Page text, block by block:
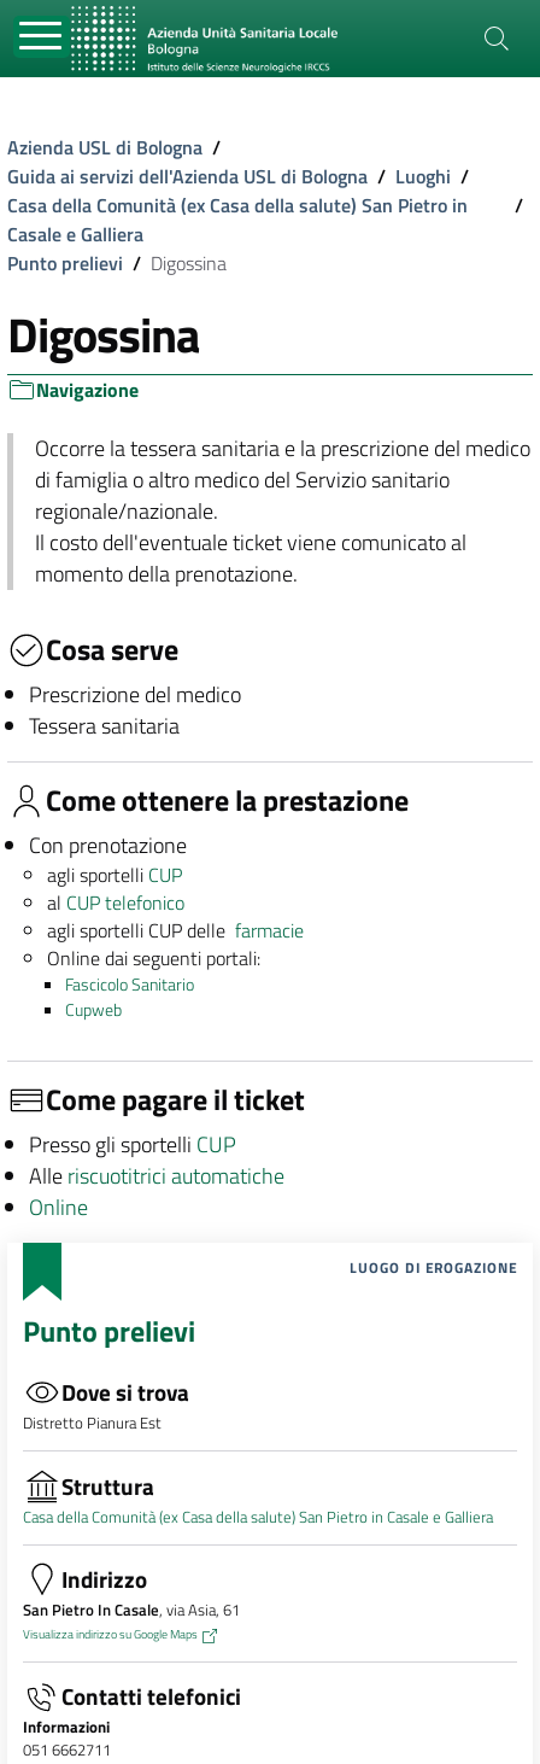
Azienda USL di Bologna /
Guida ai servizi dell'Azienda USL di Bologna / Luoghi /
Casa della Comunità (ex Casa della salute) San Pietro in
Casale e Galliera
/
Punto prelievi / Digossina
Digossina
Navigazione
Occorre la tessera sanitaria e la prescrizione del medico
di famiglia o altro medico del Servizio sanitario
regionale/nazionale.
Il costo dell'eventuale ticket viene comunicato al
momento della prenotazione.
Cosa serve
Prescrizione del medico
Tessera sanitaria
Come ottenere la prestazione
Con prenotazione
agli sportelli CUP
al CUP telefonico
agli sportelli CUP dellefarmacie
Online dai seguenti portali:
Fascicolo Sanitario
Cupweb
Come pagare il ticket
Presso gli sportelli CUP
Alleriscuotitrici automatiche
Online
LUOGO DI EROGAZIONE
Punto prelievi
Dove si trova
Distretto Pianura Est
Struttura
Casa della Comunità (ex Casa della salute) San Pietro in Casale e Galliera
Indirizzo
San Pietro In Casale, via Asia, 61
Visualizza indirizzo su Google Maps
Contatti telefonici
Informazioni
051 6662711